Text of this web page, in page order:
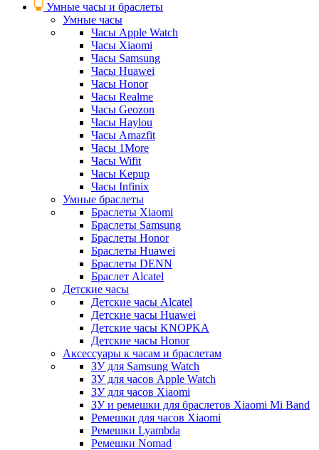
Умные часы и браслеты
Умные часы
Часы Apple Watch
Часы Xiaomi
Часы Samsung
Часы Huawei
Часы Honor
Часы Realme
Часы Geozon
Часы Haylou
Часы Amazfit
Часы 1More
Часы Wifit
Часы Kepup
Часы Infinix
Умные браслеты
Браслеты Xiaomi
Браслеты Samsung
Браслеты Honor
Браслеты Huawei
Браслеты DENN
Браслет Alcatel
Детские часы
Детские часы Alcatel
Детские часы Huawei
Детские часы KNOPKA
Детские часы Honor
Аксессуары к часам и браслетам
ЗУ для Samsung Watch
ЗУ для часов Apple Watch
ЗУ для часов Xiaomi
ЗУ и ремешки для браслетов Xiaomi Mi Band
Ремешки для часов Xiaomi
Ремешки Lyambda
Ремешки Nomad